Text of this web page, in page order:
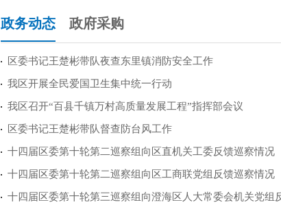
政务动态 政府采购
区委书记王楚彬带队夜查东里镇消防安全工作
我区开展全民爱国卫生集中统一行动
我区召开“百县千镇万村高质量发展工程”指挥部会议
区委书记王楚彬带队督查防台风工作
十四届区委第十轮第二巡察组向区直机关工委反馈巡察情况
十四届区委第十轮第二巡察组向区工商联党组反馈巡察情况